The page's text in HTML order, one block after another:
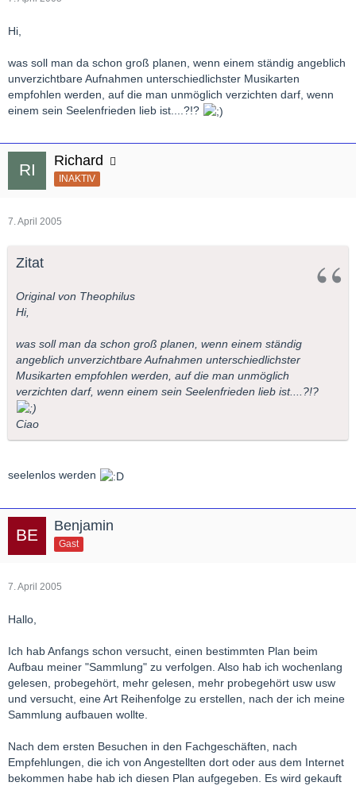
Hi,
was soll man da schon groß planen, wenn einem ständig angeblich
unverzichtbare Aufnahmen unterschiedlichster Musikarten
empfohlen werden, auf die man unmöglich verzichten darf, wenn
einem sein Seelenfrieden lieb ist....?!?
Richard
INAKTIV
7. April 2005
Zitat
Original von Theophilus
Hi,
was soll man da schon groß planen, wenn einem ständig
angeblich unverzichtbare Aufnahmen unterschiedlichster
Musikarten empfohlen werden, auf die man unmöglich
verzichten darf, wenn einem sein Seelenfrieden lieb ist....?!?
Ciao
seelenlos werden
Benjamin
Gast
7. April 2005
Hallo,
Ich hab Anfangs schon versucht, einen bestimmten Plan beim
Aufbau meiner "Sammlung" zu verfolgen. Also hab ich wochenlang
gelesen, probegehört, mehr gelesen, mehr probegehört usw usw
und versucht, eine Art Reihenfolge zu erstellen, nach der ich meine
Sammlung aufbauen wollte.
Nach dem ersten Besuchen in den Fachgeschäften, nach
Empfehlungen, die ich von Angestellten dort oder aus dem Internet
bekommen habe hab ich diesen Plan aufgegeben. Es wird gekauft